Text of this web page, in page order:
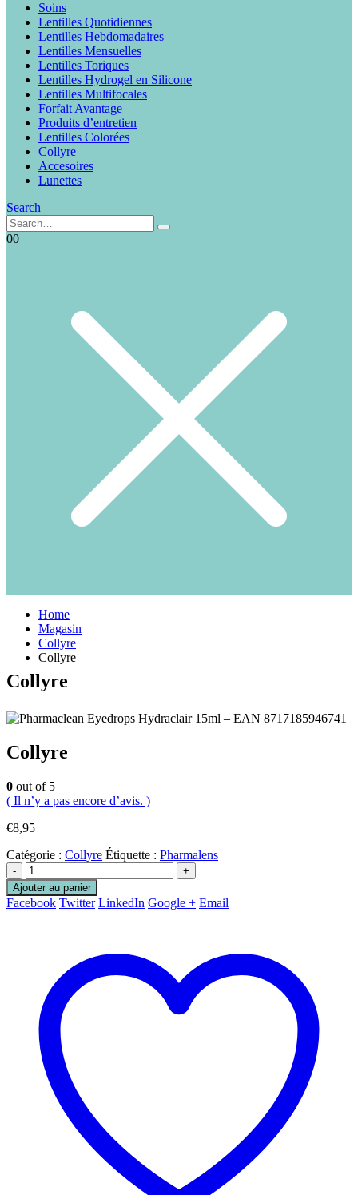
Soins
Lentilles Quotidiennes
Lentilles Hebdomadaires
Lentilles Mensuelles
Lentilles Toriques
Lentilles Hydrogel en Silicone
Lentilles Multifocales
Forfait Avantage
Produits d’entretien
Lentilles Colorées
Collyre
Accesoires
Lunettes
Search
00
Home
Magasin
Collyre
Collyre
Collyre
Collyre
0 out of 5
( Il n’y a pas encore d’avis. )
€8,95
Catégorie : Collyre Étiquette : Pharmalens
-
+
Ajouter au panier
Facebook Twitter LinkedIn Google + Email